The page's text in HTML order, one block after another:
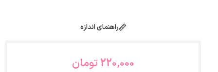
راهنمای اندازه
220,000تومان